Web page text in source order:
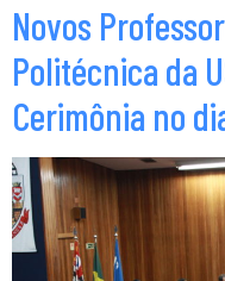
Novos
Politécnica da
Cerimônia no